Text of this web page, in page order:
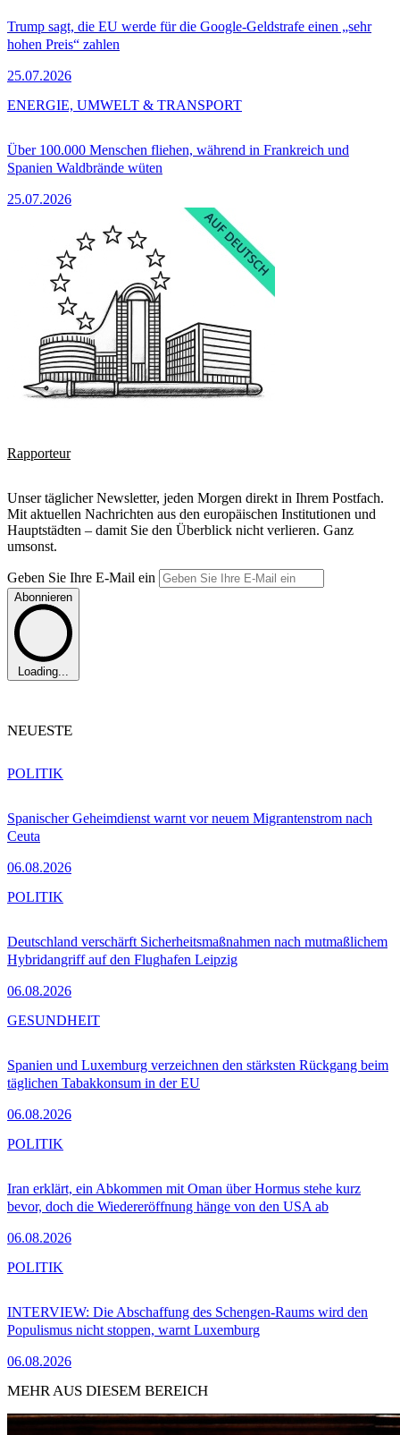
Trump sagt, die EU werde für die Google-Geldstrafe einen „sehr
hohen Preis“ zahlen
25.07.2026
Über 100.000 Menschen fliehen, während in Frankreich und
Spanien Waldbrände wüten
25.07.2026
ENERGIE, UMWELT & TRANSPORT
Rapporteur
Unser täglicher Newsletter, jeden Morgen direkt in Ihrem Postfach.
Mit aktuellen Nachrichten aus den europäischen Institutionen und
Hauptstädten – damit Sie den Überblick nicht verlieren. Ganz
umsonst.
Geben Sie Ihre E-Mail ein
Abonnieren
Loading...
NEUESTE
Spanischer Geheimdienst warnt vor neuem Migrantenstrom nach
Ceuta
06.08.2026
POLITIK
Deutschland verschärft Sicherheitsmaßnahmen nach mutmaßlichem
Hybridangriff auf den Flughafen Leipzig
06.08.2026
POLITIK
Spanien und Luxemburg verzeichnen den stärksten Rückgang beim
täglichen Tabakkonsum in der EU
06.08.2026
GESUNDHEIT
Iran erklärt, ein Abkommen mit Oman über Hormus stehe kurz
bevor, doch die Wiedereröffnung hänge von den USA ab
06.08.2026
POLITIK
INTERVIEW: Die Abschaffung des Schengen-Raums wird den
Populismus nicht stoppen, warnt Luxemburg
06.08.2026
POLITIK
MEHR AUS DIESEM BEREICH